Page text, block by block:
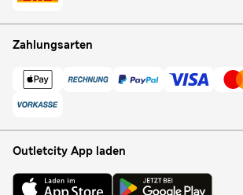
Zahlungsarten
Outletcity App laden